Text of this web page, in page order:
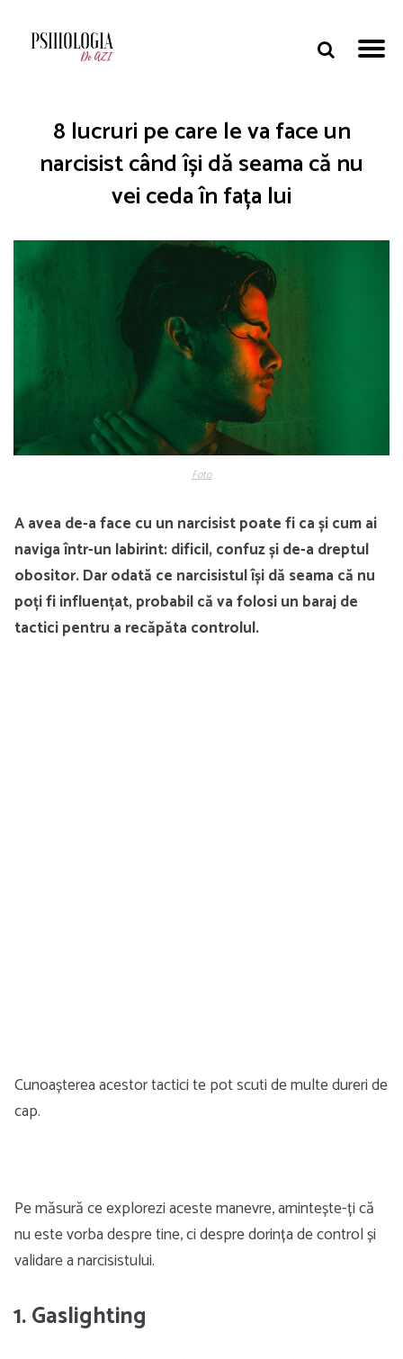
8 lucruri pe care le va face un
narcisist când își dă seama că nu
vei ceda în fața lui
Foto
A avea de-a face cu un narcisist poate fi ca și cum ai
naviga într-un labirint: dificil, confuz și de-a dreptul
obositor. Dar odată ce narcisistul își dă seama că nu
poți fi influențat, probabil că va folosi un baraj de
tactici pentru a recăpăta controlul.
Cunoașterea acestor tactici te pot scuti de multe dureri de
cap.
Pe măsură ce explorezi aceste manevre, amintește-ți că
nu este vorba despre tine, ci despre dorința de control și
validare a narcisistului.
1. Gaslighting